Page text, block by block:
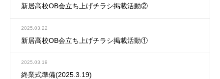
新居高校OB会立ち上げチラシ掲載活動②
2025.03.22
新居高校OB会立ち上げチラシ掲載活動①
2025.03.19
終業式準備(2025.3.19)